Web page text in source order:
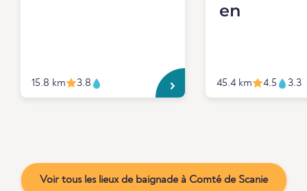
15.8 km 3.8
en
45.4 km 4.5 3.3
Voir tous les lieux de baignade à Comté de Scanie